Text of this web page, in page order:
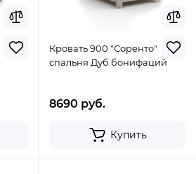
Кровать 900 "Соренто"
спальня Дуб бонифаций
8690 руб.
Купить